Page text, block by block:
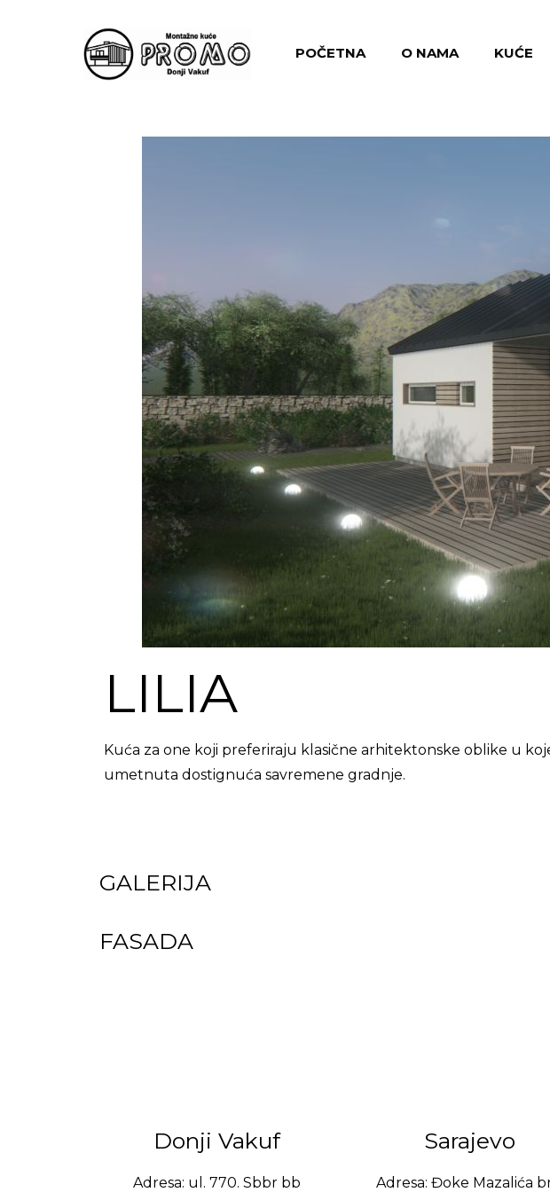
POČETNA O NAMA KUĆE
LILIA
Kuća za one koji preferiraju klasične arhitektonske oblike u
umetnuta dostignuća savremene gradnje.
GALERIJA
FASADA
Donji Vakuf
Adresa: ul. 770. Sbbr bb
Sarajevo
Adresa: Đoke Mazalića